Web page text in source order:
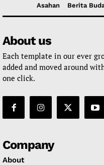
Asahan
Berita
About us
Each template in our ever
added and moved around
one click.
Company
About